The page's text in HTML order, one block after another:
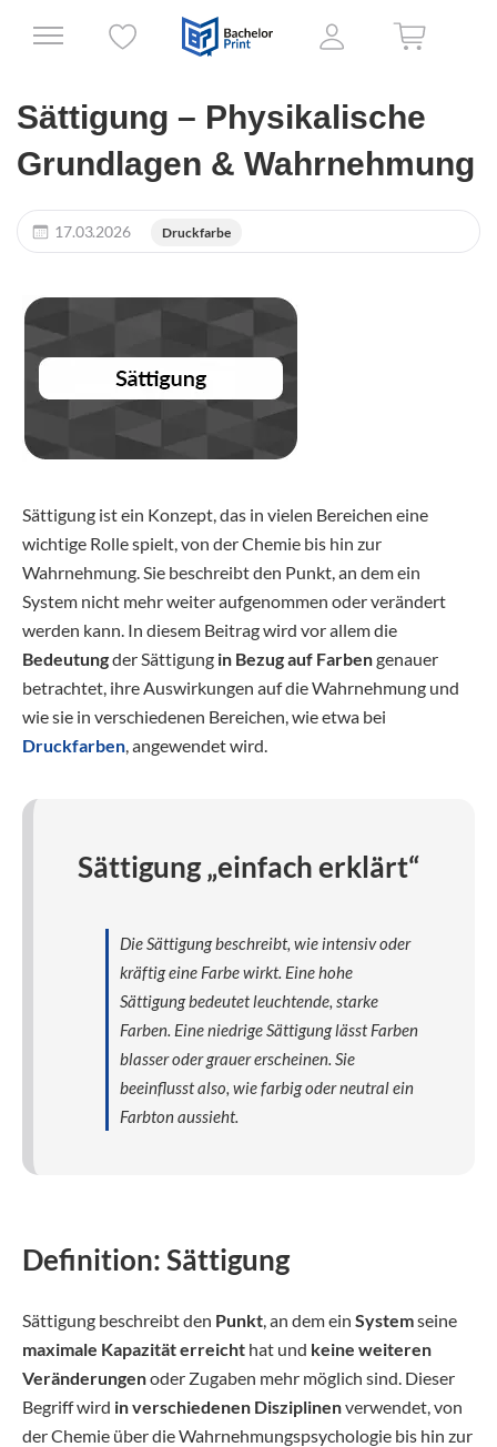
Sättigung – Physikalische
Grundlagen & Wahrnehmung
17.03.2026 Druckfarbe
Sättigung ist ein Konzept, das in vielen Bereichen eine
wichtige Rolle spielt, von der Chemie bis hin zur
Wahrnehmung. Sie beschreibt den Punkt, an dem ein
System nicht mehr weiter aufgenommen oder verändert
werden kann. In diesem Beitrag wird vor allem die
Bedeutungder Sättigung in Bezug auf Farbengenauer
betrachtet, ihre Auswirkungen auf die Wahrnehmung und
wie sie in verschiedenen Bereichen, wie etwa bei
Druckfarben, angewendet wird.
Sättigung „einfach erklärt“
Die Sättigung beschreibt, wie intensiv oder
kräftig eine Farbe wirkt. Eine hohe
Sättigung bedeutet leuchtende, starke
Farben. Eine niedrige Sättigung lässt Farben
blasser oder grauer erscheinen. Sie
beeinflusst also, wie farbig oder neutral ein
Farbton aussieht.
Definition: Sättigung
Sättigung beschreibt den Punkt, an dem ein Systemseine
maximale Kapazität erreicht hat und keine weiteren
Veränderungenoder Zugaben mehr möglich sind. Dieser
Begriff wird in verschiedenen Disziplinenverwendet, von
der Chemie über die Wahrnehmungspsychologie bis hin zur